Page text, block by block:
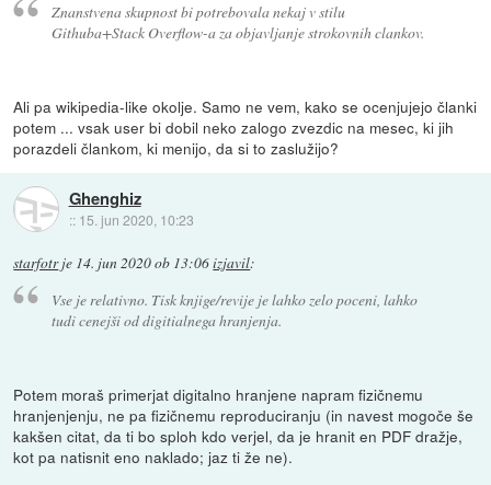
Znanstvena skupnost bi potrebovala nekaj v stilu
Githuba+Stack Overflow-a za objavljanje strokovnih clankov.
Ali pa wikipedia-like okolje. Samo ne vem, kako se ocenjujejo članki
potem ... vsak user bi dobil neko zalogo zvezdic na mesec, ki jih
porazdeli člankom, ki menijo, da si to zaslužijo?
Ghenghiz
:: 15. jun 2020, 10:23
starfotrje 14. jun 2020 ob 13:06izjavil:
Vse je relativno. Tisk knjige/revije je lahko zelo poceni, lahko
tudi cenejši od digitialnega hranjenja.
Potem moraš primerjat digitalno hranjene napram fizičnemu
hranjenjenju, ne pa fizičnemu reproduciranju (in navest mogoče še
kakšen citat, da ti bo sploh kdo verjel, da je hranit en PDF dražje,
kot pa natisnit eno naklado; jaz ti že ne).